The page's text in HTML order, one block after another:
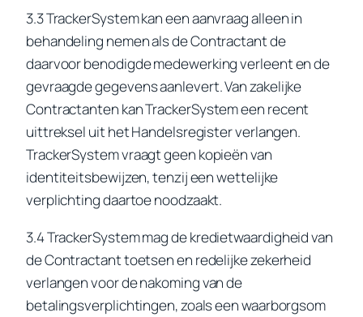
3.3 TrackerSystem kan een aanvraag alleen in
behandeling nemen als de Contractant de
daarvoor benodigde medewerking verleent en de
gevraagde gegevens aanlevert. Van zakelijke
Contractanten kan TrackerSystem een recent
uittreksel uit het Handelsregister verlangen.
TrackerSystem vraagt geen kopieën van
identiteitsbewijzen, tenzij een wettelijke
verplichting daartoe noodzaakt.
3.4 TrackerSystem mag de kredietwaardigheid van
de Contractant toetsen en redelijke zekerheid
verlangen voor de nakoming van de
betalingsverplichtingen, zoals een waarborgsom